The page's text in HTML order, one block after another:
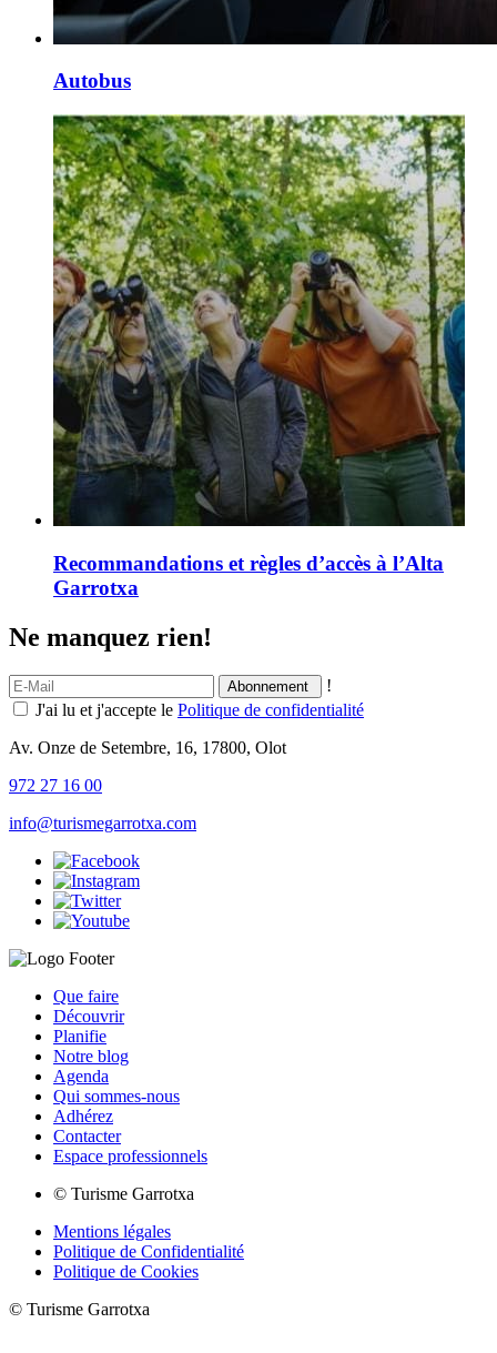
Autobus
Recommandations et règles d’accès à l’Alta
Garrotxa
Ne manquez rien!
!
J'ai lu et j'accepte le Politique de confidentialité
Av. Onze de Setembre, 16, 17800, Olot
972 27 16 00
info@turismegarrotxa.com
Que faire
Découvrir
Planifie
Notre blog
Agenda
Qui sommes-nous
Adhérez
Contacter
Espace professionnels
© Turisme Garrotxa
Mentions légales
Politique de Confidentialité
Politique de Cookies
© Turisme Garrotxa